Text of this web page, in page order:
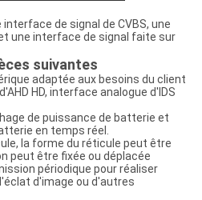
de signal de CVBS, une
une interface de signal faite sur
suivantes
adaptée aux besoins du client
HD, interface analogue d'IDS
de puissance de batterie et
en temps réel.
la forme du réticule peut être
peut être fixée ou déplacée
périodique pour réaliser
d'image ou d'autres